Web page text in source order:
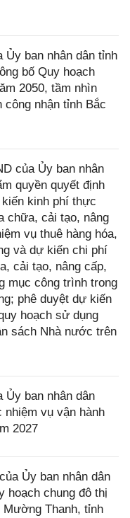
Ủy ban nhân dân tỉnh
bố Quy hoạch
2050, tầm nhìn
công nhận tỉnh Bắc
của Ủy ban nhân
quyền quyết định
kinh phí thực
chữa, cải tạo, nâng
vụ thuê hàng hóa,
và dự kiến chi phí
cải tạo, nâng cấp,
mục công trình trong
phê duyệt dự kiến
hoạch sử dụng
sách Nhà nước trên
Ủy ban nhân dân
nhiệm vụ vận hành
2027
Ủy ban nhân dân
hoạch chung đô thị
Thanh, tỉnh